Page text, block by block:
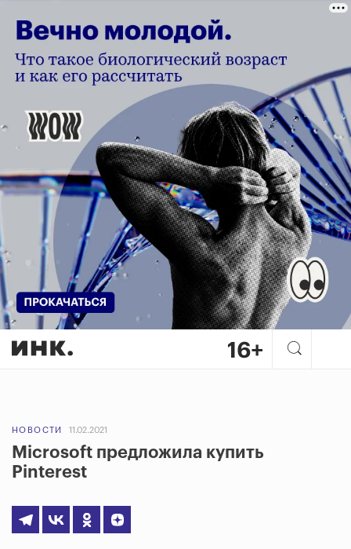
НОВОСТИ 11.02.2021
Microsoft предложила купить
Pinterest